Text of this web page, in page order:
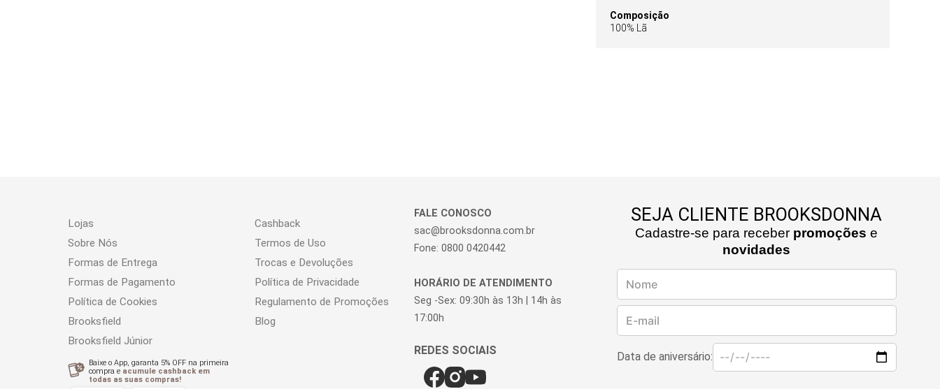
cintura, que valoriza a silhueta, além de bolsos frontais
funcionais que acrescentam comodidade ao dia a dia.
Composição
100% Lã
Lojas
Cashback
Sobre Nós
Termos de Uso
Formas de Entrega
Trocas e Devoluções
Formas de Pagamento
Política de Privacidade
Política de Cookies
Regulamento de Promoções
Brooksfield
Blog
Brooksfield Júnior
Baixe o App, garanta 5% OFF na primeira
compra e acumule cashback em
todas as suas compras!
FALE CONOSCO
sac@brooksdonna.com.br
Fone: 0800 0420442
HORÁRIO DE ATENDIMENTO
Seg -Sex: 09:30h às 13h | 14h às
17:00h
SEJA CLIENTE BROOKSDONNA
Cadastre-se para receber promoções e
novidades
Data de aniversário: